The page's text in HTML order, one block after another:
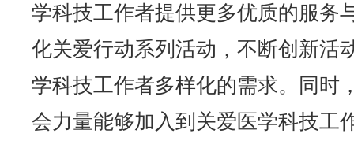
学科技工作者提供更多优质的服务
化关爱行动系列活动，不断创新活
学科技工作者多样化的需求。同时
会力量能够加入到关爱医学科技工